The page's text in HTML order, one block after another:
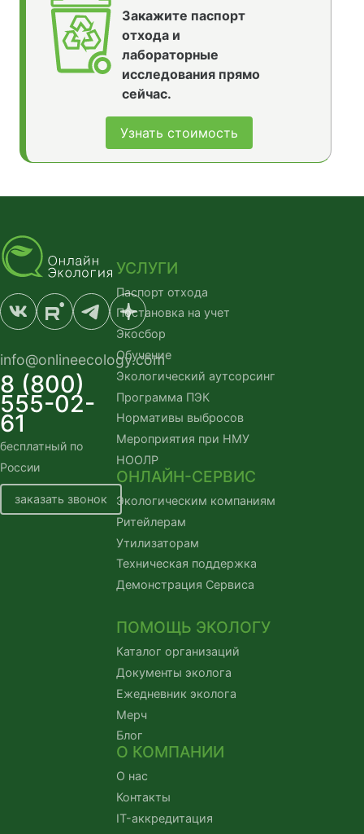
Закажите паспорт
отхода и
лабораторные
исследования прямо
сейчас.
Узнать стоимость
info@onlineecology.com
8 (800)
555-02-
61
бесплатный по
России
заказать звонок
УСЛУГИ
Паспорт отхода
Постановка на учет
Экосбор
Обучение
Экологический аутсорсинг
Программа ПЭК
Нормативы выбросов
Мероприятия при НМУ
НООЛР
ОНЛАЙН-СЕРВИС
Экологическим компаниям
Ритейлерам
Утилизаторам
Техническая поддержка
Демонстрация Сервиса
ПОМОЩЬ ЭКОЛОГУ
Каталог организаций
Документы эколога
Ежедневник эколога
Мерч
Блог
О КОМПАНИИ
О нас
Контакты
IT-аккредитация